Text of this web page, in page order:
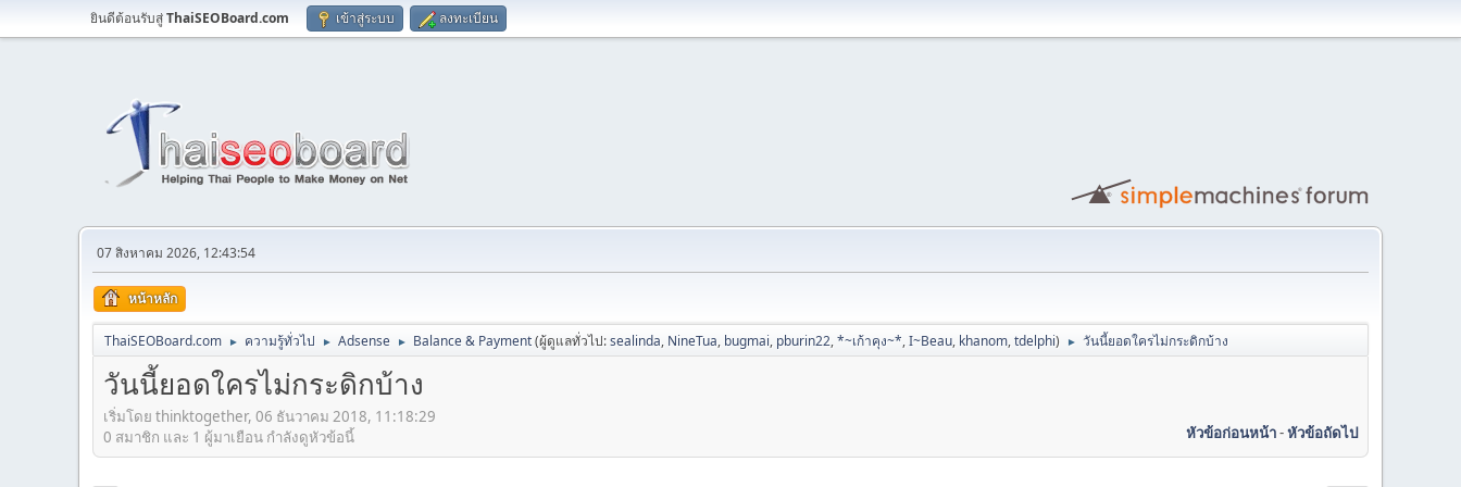
ยินดีต้อนรับสู่ThaiSEOBoard.com เข้าสู่ระบบ ลงทะเบียน
07 สิงหาคม 2026, 12:43:54
หน้าหลัก
ThaiSEOBoard.com ► ความรู้ทั่วไป ► Adsense ► Balance & Payment(ผู้ดูแลทั่วไป:sealinda, NineTua, bugmai, pburin22,*~เก้าคุง~*,I~Beau, khanom,tdelphi) ► วันนี้ยอดใครไม่กระดิกบ้าง
วันนี้ยอดใครไม่กระดิกบ้าง
เริ่มโดย thinktogether, 06 ธันวาคม 2018, 11:18:29
หัวข้อก่อนหน้า-หัวข้อถัดไป
0 สมาชิก และ 1 ผู้มาเยือน กำลังดูหัวข้อนี้